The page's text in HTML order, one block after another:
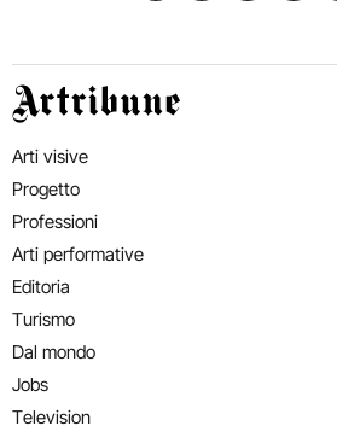
Artribune
Arti visive
Progetto
Professioni
Arti performative
Editoria
Turismo
Dal mondo
Jobs
Television